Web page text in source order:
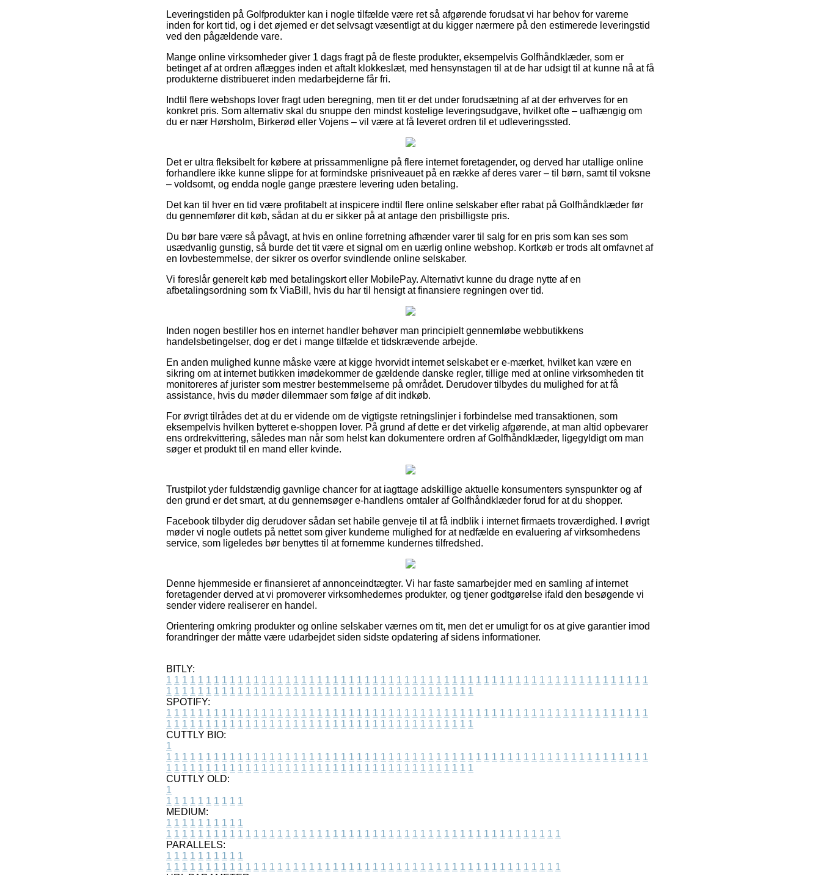
Leveringstiden på Golfprodukter kan i nogle tilfælde være ret så afgørende forudsat vi har behov for varerne
inden for kort tid, og i det øjemed er det selvsagt væsentligt at du kigger nærmere på den estimerede leveringstid
ved den pågældende vare.
Mange online virksomheder giver 1 dags fragt på de fleste produkter, eksempelvis Golfhåndklæder, som er
betinget af at ordren aflægges inden et aftalt klokkeslæt, med hensynstagen til at de har udsigt til at kunne nå at få
produkterne distribueret inden medarbejderne får fri.
Indtil flere webshops lover fragt uden beregning, men tit er det under forudsætning af at der erhverves for en
konkret pris. Som alternativ skal du snuppe den mindst kostelige leveringsudgave, hvilket ofte – uafhængig om
du er nær Hørsholm, Birkerød eller Vojens – vil være at få leveret ordren til et udleveringssted.
Det er ultra fleksibelt for købere at prissammenligne på flere internet foretagender, og derved har utallige online
forhandlere ikke kunne slippe for at formindske prisniveauet på en række af deres varer – til børn, samt til voksne
– voldsomt, og endda nogle gange præstere levering uden betaling.
Det kan til hver en tid være profitabelt at inspicere indtil flere online selskaber efter rabat på Golfhåndklæder før
du gennemfører dit køb, sådan at du er sikker på at antage den prisbilligste pris.
Du bør bare være så påvagt, at hvis en online forretning afhænder varer til salg for en pris som kan ses som
usædvanlig gunstig, så burde det tit være et signal om en uærlig online webshop. Kortkøb er trods alt omfavnet af
en lovbestemmelse, der sikrer os overfor svindlende online selskaber.
Vi foreslår generelt køb med betalingskort eller MobilePay. Alternativt kunne du drage nytte af en
afbetalingsordning som fx ViaBill, hvis du har til hensigt at finansiere regningen over tid.
Inden nogen bestiller hos en internet handler behøver man principielt gennemløbe webbutikkens
handelsbetingelser, dog er det i mange tilfælde et tidskrævende arbejde.
En anden mulighed kunne måske være at kigge hvorvidt internet selskabet er e-mærket, hvilket kan være en
sikring om at internet butikken imødekommer de gældende danske regler, tillige med at online virksomheden tit
monitoreres af jurister som mestrer bestemmelserne på området. Derudover tilbydes du mulighed for at få
assistance, hvis du møder dilemmaer som følge af dit indkøb.
For øvrigt tilrådes det at du er vidende om de vigtigste retningslinjer i forbindelse med transaktionen, som
eksempelvis hvilken bytteret e-shoppen lover. På grund af dette er det virkelig afgørende, at man altid opbevarer
ens ordrekvittering, således man når som helst kan dokumentere ordren af Golfhåndklæder, ligegyldigt om man
søger et produkt til en mand eller kvinde.
Trustpilot yder fuldstændig gavnlige chancer for at iagttage adskillige aktuelle konsumenters synspunkter og af
den grund er det smart, at du gennemsøger e-handlens omtaler af Golfhåndklæder forud for at du shopper.
Facebook tilbyder dig derudover sådan set habile genveje til at få indblik i internet firmaets troværdighed. I øvrigt
møder vi nogle outlets på nettet som giver kunderne mulighed for at nedfælde en evaluering af virksomhedens
service, som ligeledes bør benyttes til at fornemme kundernes tilfredshed.
Denne hjemmeside er finansieret af annonceindtægter. Vi har faste samarbejder med en samling af internet
foretagender derved at vi promoverer virksomhedernes produkter, og tjener godtgørelse ifald den besøgende vi
sender videre realiserer en handel.
Orientering omkring produkter og online selskaber værnes om tit, men det er umuligt for os at give garantier imod
forandringer der måtte være udarbejdet siden sidste opdatering af sidens informationer.
BITLY:
1 1 1 1 1 1 1 1 1 1 1 1 1 1 1 1 1 1 1 1 1 1 1 1 1 1 1 1 1 1 1 1 1 1 1 1 1 1 1 1 1 1 1 1 1 1 1 1 1 1 1 1 1 1 1 1 1 1 1 1 1
1 1 1 1 1 1 1 1 1 1 1 1 1 1 1 1 1 1 1 1 1 1 1 1 1 1 1 1 1 1 1 1 1 1 1 1 1 1 1
SPOTIFY:
1 1 1 1 1 1 1 1 1 1 1 1 1 1 1 1 1 1 1 1 1 1 1 1 1 1 1 1 1 1 1 1 1 1 1 1 1 1 1 1 1 1 1 1 1 1 1 1 1 1 1 1 1 1 1 1 1 1 1 1 1
1 1 1 1 1 1 1 1 1 1 1 1 1 1 1 1 1 1 1 1 1 1 1 1 1 1 1 1 1 1 1 1 1 1 1 1 1 1 1
CUTTLY BIO:
1
1 1 1 1 1 1 1 1 1 1 1 1 1 1 1 1 1 1 1 1 1 1 1 1 1 1 1 1 1 1 1 1 1 1 1 1 1 1 1 1 1 1 1 1 1 1 1 1 1 1 1 1 1 1 1 1 1 1 1 1 1
1 1 1 1 1 1 1 1 1 1 1 1 1 1 1 1 1 1 1 1 1 1 1 1 1 1 1 1 1 1 1 1 1 1 1 1 1 1 1
CUTTLY OLD:
1
1 1 1 1 1 1 1 1 1 1
MEDIUM:
1 1 1 1 1 1 1 1 1 1
1 1 1 1 1 1 1 1 1 1 1 1 1 1 1 1 1 1 1 1 1 1 1 1 1 1 1 1 1 1 1 1 1 1 1 1 1 1 1 1 1 1 1 1 1 1 1 1 1 1
PARALLELS:
1 1 1 1 1 1 1 1 1 1
1 1 1 1 1 1 1 1 1 1 1 1 1 1 1 1 1 1 1 1 1 1 1 1 1 1 1 1 1 1 1 1 1 1 1 1 1 1 1 1 1 1 1 1 1 1 1 1 1 1